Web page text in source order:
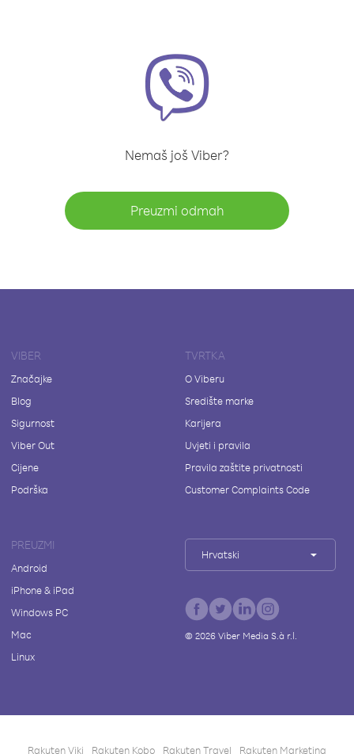
Nemaš još Viber?
Preuzmi odmah
VIBER
Značajke
Blog
Sigurnost
Viber Out
Cijene
Podrška
TVRTKA
O Viberu
Središte marke
Karijera
Uvjeti i pravila
Pravila zaštite privatnosti
Customer Complaints Code
PREUZMI
Android
iPhone & iPad
Windows PC
Mac
Linux
Hrvatski
© 2026Viber Media S.à r.l.
Rakuten Viki Rakuten Kobo Rakuten Travel Rakuten Marketing